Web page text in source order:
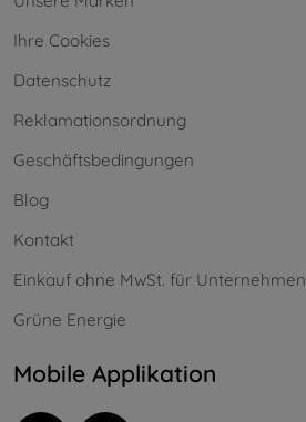
Ihre Cookies
Datenschutz
Reklamationsordnung
Geschäftsbedingungen
Blog
Kontakt
Einkauf ohne MwSt. für Unternehmen
Grüne Energie
Mobile Applikation